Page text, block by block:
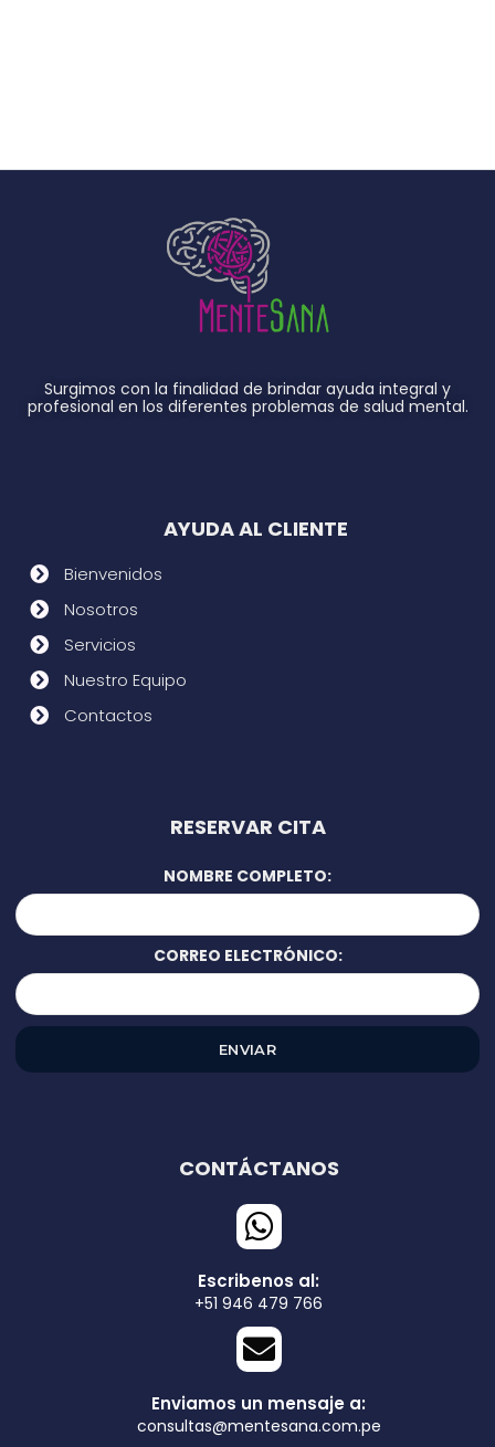
Surgimos con la finalidad de brindar ayuda integral y
profesional en los diferentes problemas de salud mental.
AYUDA AL CLIENTE
Bienvenidos
Nosotros
Servicios
Nuestro Equipo
Contactos
RESERVAR CITA
NOMBRE COMPLETO:
CORREO ELECTRÓNICO:
CONTÁCTANOS
Escribenos al:
+51 946 479 766
Enviamos un mensaje a:
consultas@mentesana.com.pe